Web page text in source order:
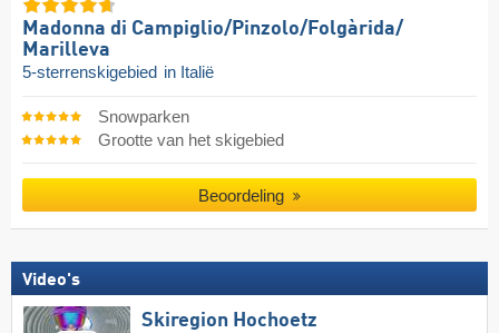
Madonna di Campiglio/​Pinzolo/​Folgàrida/​
Marilleva
5-sterrenskigebied in Italië
Snowparken
Grootte van het skigebied
Beoordeling
Video's
Skiregion Hochoetz